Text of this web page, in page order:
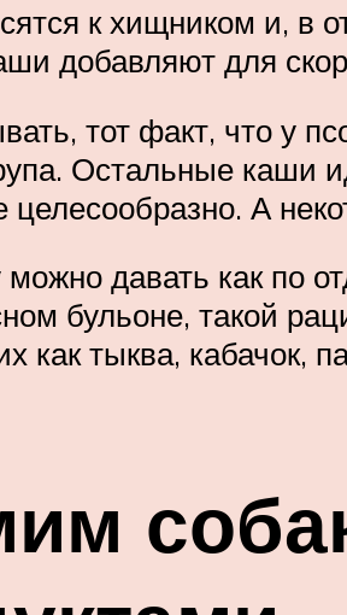
к хищником и, в
добавляют для
тот факт, что у
Остальные каши
целесообразно. А
можно давать как по
бульоне, такой
как тыква, кабачок,